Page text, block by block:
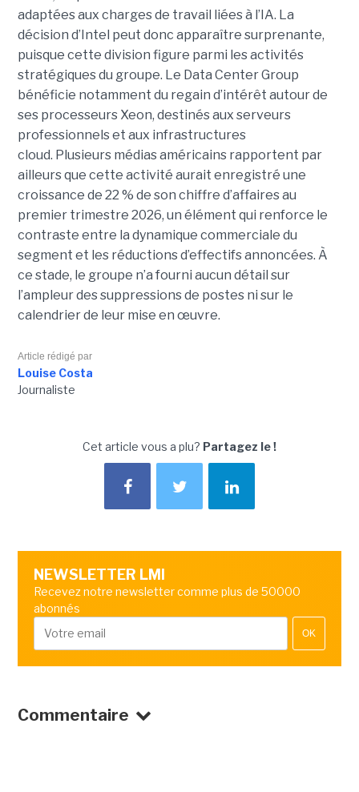
adaptées aux charges de travail liées à l’IA. La
décision d’Intel peut donc apparaître surprenante,
puisque cette division figure parmi les activités
stratégiques du groupe. Le Data Center Group
bénéficie notamment du regain d’intérêt autour de
ses processeurs Xeon, destinés aux serveurs
professionnels et aux infrastructures
cloud. Plusieurs médias américains rapportent par
ailleurs que cette activité aurait enregistré une
croissance de 22 % de son chiffre d’affaires au
premier trimestre 2026, un élément qui renforce le
contraste entre la dynamique commerciale du
segment et les réductions d’effectifs annoncées. À
ce stade, le groupe n’a fourni aucun détail sur
l’ampleur des suppressions de postes ni sur le
calendrier de leur mise en œuvre.
Article rédigé par
Louise Costa
Journaliste
Cet article vous a plu? Partagez le !
NEWSLETTER LMI
Recevez notre newsletter comme plus de 50000
abonnés
OK
Commentaire